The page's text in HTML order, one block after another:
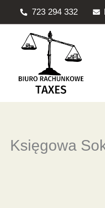
Przejdź
723 294 332
Księgowa